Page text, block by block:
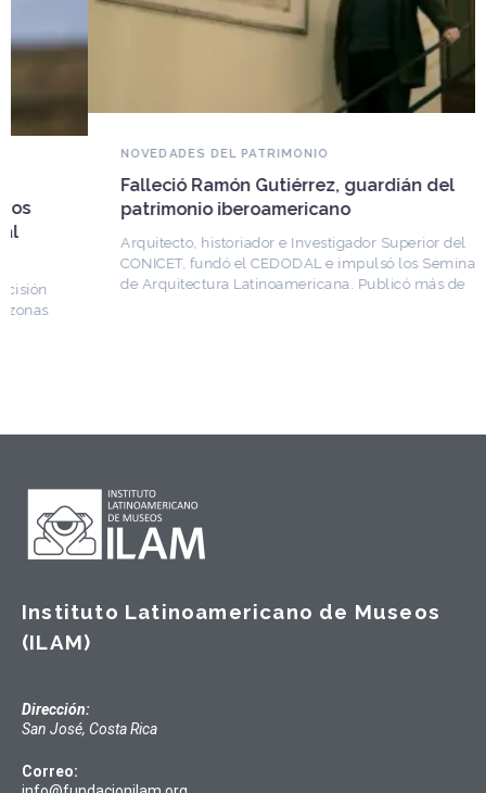
NOVEDADES DEL PATRIMONIO
Falleció Ramón Gutiérrez, guardián del
patrimonio iberoamericano
Arquitecto, historiador e Investigador Superior del
CONICET, fundó el CEDODAL e impulsó los Seminarios
de Arquitectura Latinoamericana. Publicó más de
Instituto Latinoamericano de Museos
(ILAM)
Dirección:
San José, Costa Rica
Correo: